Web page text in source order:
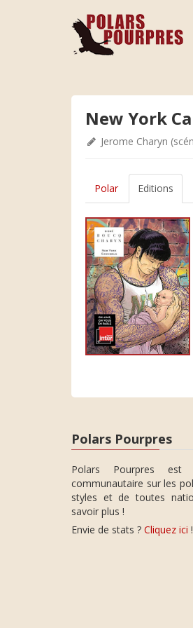
New York
Jerome Charyn
Polar Editions
Polars Pourpres
Polars Pourpres
communautaire sur les
styles et de toutes
savoir plus !
Envie de stats ? Cliquez ici !